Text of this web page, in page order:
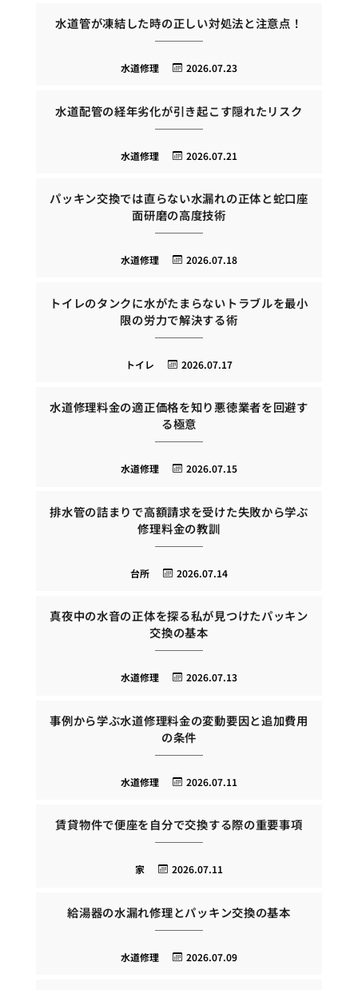
水道管が凍結した時の正しい対処法と注意点！
2026.07.23
水道修理
水道配管の経年劣化が引き起こす隠れたリスク
2026.07.21
水道修理
パッキン交換では直らない水漏れの正体と蛇口座
面研磨の高度技術
2026.07.18
水道修理
トイレのタンクに水がたまらないトラブルを最小
限の労力で解決する術
2026.07.17
トイレ
水道修理料金の適正価格を知り悪徳業者を回避す
る極意
2026.07.15
水道修理
排水管の詰まりで高額請求を受けた失敗から学ぶ
修理料金の教訓
2026.07.14
台所
真夜中の水音の正体を探る私が見つけたパッキン
交換の基本
2026.07.13
水道修理
事例から学ぶ水道修理料金の変動要因と追加費用
の条件
2026.07.11
水道修理
賃貸物件で便座を自分で交換する際の重要事項
2026.07.11
家
給湯器の水漏れ修理とパッキン交換の基本
2026.07.09
水道修理